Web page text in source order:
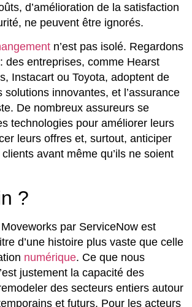
d’amélioration de la satisfaction
ne peuvent être ignorés.
n’est pas isolé. Regardons
des entreprises, comme Hearst
Instacart ou Toyota, adoptent de
solutions innovantes, et l’assurance
De nombreux assureurs se
technologies pour améliorer leurs
leurs offres et, surtout, anticiper
avant même qu’ils ne soient
?
Moveworks par ServiceNow est
d’une histoire plus vaste que celle
numérique. Ce que nous
justement la capacité des
des secteurs entiers autour
et futurs. Pour les acteurs